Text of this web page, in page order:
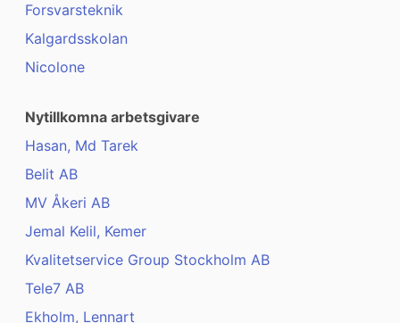
Forsvarsteknik
Kalgardsskolan
Nicolone
Nytillkomna arbetsgivare
Hasan, Md Tarek
Belit AB
MV Åkeri AB
Jemal Kelil, Kemer
Kvalitetservice Group Stockholm AB
Tele7 AB
Ekholm, Lennart